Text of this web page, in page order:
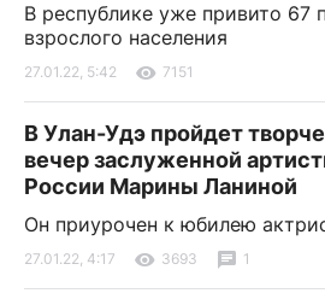
В республике уже привито 67
взрослого населения
27.01.22, 5:42 7151
В Улан-Удэ пройдет
вечер заслуженной
России Марины Ланиной
Он приурочен к юбилею
27.01.22, 4:17 3693 1